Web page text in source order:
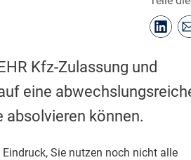
Kfz-Zulassung und
eine
absolvieren können.
Eindruck, Sie nutzen noch nicht alle